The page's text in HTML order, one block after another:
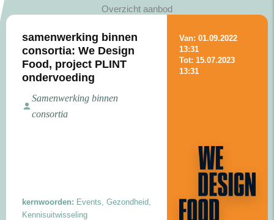
Overzicht aanbod
samenwerking binnen
consortia: We Design
Food, project PLINT
ondervoeding
Samenwerking binnen
consortia
kernwoorden: Events, Gezondheid,
Kennisuitwisseling
Van: 01.09.2022
13:31
Tot: 15.07.2023
13:31